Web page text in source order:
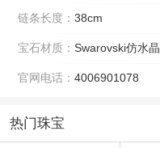
链条长度： 38cm
宝石材质： Swarovski仿水晶
官网电话： 4006901078
热门珠宝